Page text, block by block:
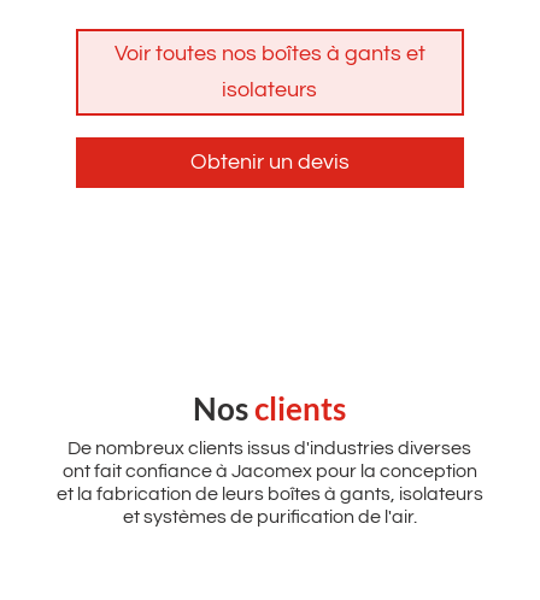
Voir toutes nos boîtes à gants et
isolateurs
Obtenir un devis
Nosclients
De nombreux clients issus d'industries diverses
ont fait confiance à Jacomex pour la conception
et la fabrication de leurs boîtes à gants, isolateurs
et systèmes de purification de l'air.